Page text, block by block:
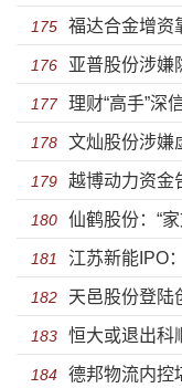
惠
175 福达合金增资
对银行追责
176 亚普股份涉嫌
生“分歧”
177 理财“高手”深
予大量税收优惠却
178 文灿股份涉嫌
滑
179 越博动力资金
180 仙鹤股份：“
181 江苏新能IPO
严重
182 天邑股份登陆
183 恒大或退出科
184 德邦物流内控